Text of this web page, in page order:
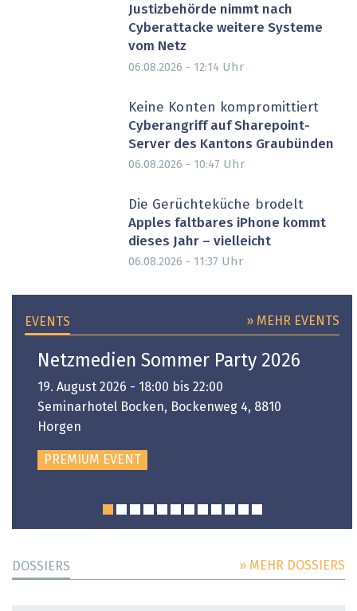
Justizbehörde nimmt nach
Cyberattacke weitere Systeme
vom Netz
06.08.2026 - 12:14 Uhr
Keine Konten kompromittiert
Cyberangriff auf Sharepoint-
Server des Kantons Graubünden
06.08.2026 - 10:47 Uhr
Die Gerüchteküche brodelt
Apples faltbares iPhone kommt
dieses Jahr – vielleicht
06.08.2026 - 11:37 Uhr
EVENTS » MEHR EVENTS
Netzmedien Sommer Party 2026
19. August 2026 - 18:00 bis 22:00
Seminarhotel Bocken, Bockenweg 4, 8810
Horgen
PREMIUM EVENT
DOSSIERS » MEHR DOSSIERS